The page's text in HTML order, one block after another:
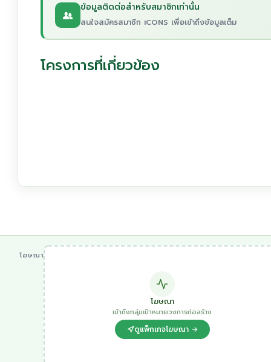
ข้อมูลติดต่อสำหรับสมาชิกเท่านั้น
สนใจสมัครสมาชิก iCONS เพื่อเข้าถึงข้อมูลเต็ม
โครงการที่เกี่ยวข้อง
โฆษณา
โฆษณา
เข้าถึงกลุ่มเป้าหมายวงการก่อสร้าง
ดูแพ็กเกจโฆษณา →